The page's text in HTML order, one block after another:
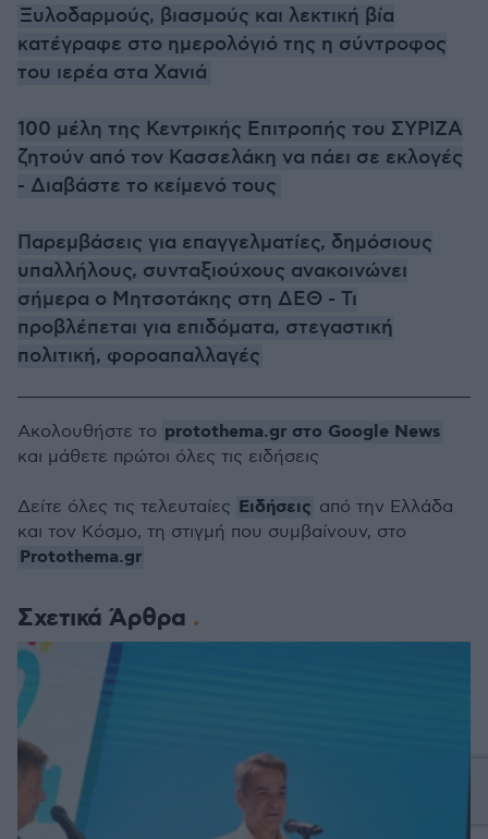
Ξυλοδαρμούς, βιασμούς και λεκτική βία
κατέγραφε στο ημερολόγιό της η σύντροφος
του ιερέα στα Χανιά
100 μέλη της Κεντρικής Επιτροπής του ΣΥΡΙΖΑ
ζητούν από τον Κασσελάκη να πάει σε εκλογές
- Διαβάστε το κείμενό τους
Παρεμβάσεις για επαγγελματίες, δημόσιους
υπαλλήλους, συνταξιούχους ανακοινώνει
σήμερα ο Μητσοτάκης στη ΔΕΘ - Τι
προβλέπεται για επιδόματα, στεγαστική
πολιτική, φοροαπαλλαγές
Σχετικά Άρθρα
Ακολουθήστε το protothema.gr στο Google News
και μάθετε πρώτοι όλες τις ειδήσεις
Δείτε όλες τις τελευταίες Ειδήσεις από την Ελλάδα
και τον Κόσμο, τη στιγμή που συμβαίνουν, στο
Protothema.gr